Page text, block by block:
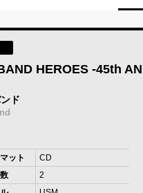
HEROES -45th
ド
ット
CD
2